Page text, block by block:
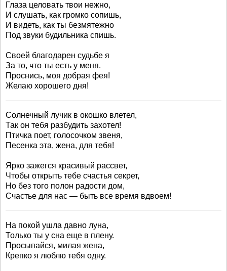
Глаза целовать твои нежно,
И слушать, как громко сопишь,
И видеть, как ты безмятежно
Под звуки будильника спишь.
Своей благодарен судьбе я
За то, что ты есть у меня.
Проснись, моя добрая фея!
Желаю хорошего дня!
Солнечный лучик в окошко влетел,
Так он тебя разбудить захотел!
Птичка поет, голосочком звеня,
Песенка эта, жена, для тебя!
Ярко зажегся красивый рассвет,
Чтобы открыть тебе счастья секрет,
Но без того полон радости дом,
Счастье для нас — быть все время вдвоем!
На покой ушла давно луна,
Только ты у сна еще в плену.
Просыпайся, милая жена,
Крепко я люблю тебя одну.